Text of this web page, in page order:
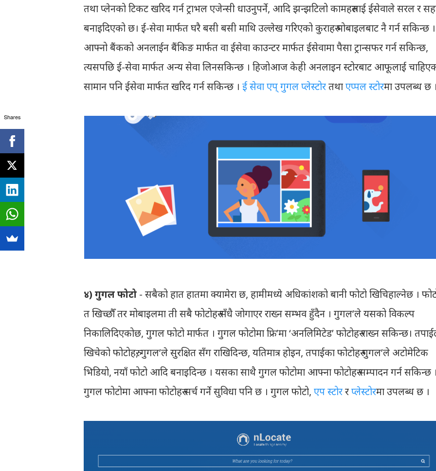
तथा प्लेनको टिकट खरिद गर्न ट्राभल एजेन्सी धाउनुपर्ने, आदि झन्झटिलो कामहरुलाई ईसेवाले सरल र
बनाइदिएको छ। ई-सेवा मार्फत घरै बसी बसी माथि उल्लेख गरिएको कुराहरु मोबाइलबाट नै गर्न सकिन्छ ।
आफ्नो बैंकको अनलाईन बैंकिङ मार्फत वा ईसेवा काउन्टर मार्फत ईसेवामा पैसा ट्रान्सफर गर्न सकिन्छ,
त्यसपछि ई-सेवा मार्फत अन्य सेवा लिनसकिन्छ । हिजोआज केही अनलाइन स्टोरबाट आफूलाई
सामान पनि ईसेवा मार्फत खरिद गर्न सकिन्छ । ई सेवा एप् गुगल प्लेस्टोरतथाएप्पल स्टोरमा उपलब्ध छ
४) गुगल फोटो - सबैको हात हातमा क्यामेरा छ, हामीमध्ये अधिकांशको बानी फोटो खिचिहाल्नेछ ।
त खिच्छौँ तर मोबाइलमा ती सबै फोटोहरु सँधै जोगाएर राख्न सम्भव हुँदैन । गुगल’ले यसको विकल्प
निकालिदिएकोछ, गुगल फोटो मार्फत । गुगल फोटोमा फ्रि’मा ‘अनलिमिटेड’ फोटोहरु राख्न सकिन्छ।
खिचेको फोटोहरु, गुगल’ले सुरक्षित सँग राखिदिन्छ, यतिमात्र होइन, तपाईका फोटोहरु गुगल’ले अटोमेटिक
भिडियो, नयाँ फोटो आदि बनाइदिन्छ । यसका साथै गुगल फोटोमा आफ्ना फोटोहरु सम्पादन गर्न सकिन्छ
गुगल फोटोमा आफ्ना फोटोहरु सर्च गर्ने सुविधा पनि छ । गुगल फोटो, एप स्टोररप्लेस्टोरमा उपलब्ध छ ।
Shares